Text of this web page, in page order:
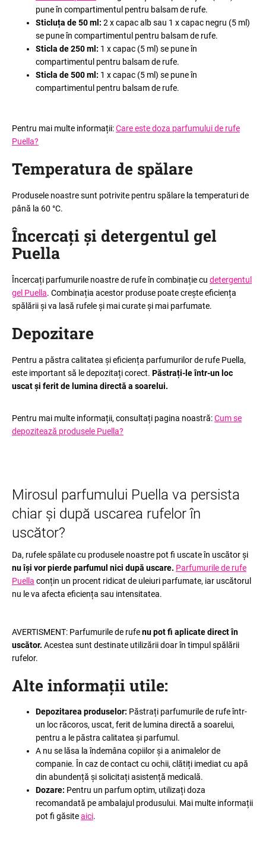
pune în compartimentul pentru balsam de rufe.
Sticluța de 50 ml: 2 x capac alb sau 1 x capac negru (5 ml)
se pune în compartimentul pentru balsam de rufe.
Sticla de 250 ml: 1 x capac (5 ml) se pune în
compartimentul pentru balsam de rufe.
Sticla de 500 ml: 1 x capac (5 ml) se pune în
compartimentul pentru balsam de rufe.
Pentru mai multe informații:Care este doza parfumului de rufe
Puella?
Temperatura de spălare
Produsele noastre sunt potrivite pentru spălare la temperaturi de
până la 60 °C.
Încercați și detergentul gel
Puella
Încercați parfumurile noastre de rufe în combinație cu detergentul
gel Puella. Combinația acestor produse poate crește eficiența
spălării și va lasă rufele și mai curate și mai parfumate.
Depozitare
Pentru a păstra calitatea și eficiența parfumurilor de rufe Puella,
este important să le depozitați corect. Păstrați-le într-un loc
uscat și ferit de lumina directă a soarelui.
Pentru mai multe informații, consultați pagina noastră:Cum se
depozitează produsele Puella?
Mirosul parfumului Puella va persista
chiar și după uscarea rufelor în
uscător?
Da, rufele spălate cu produsele noastre pot fi uscate în uscător și
nu își vor pierde parfumul nici după uscare. Parfumurile de rufe
Puella conțin un procent ridicat de uleiuri parfumate, iar uscătorul
nu le va afecta eficiența sau intensitatea.
AVERTISMENT: Parfumurile de rufenu pot fi aplicate direct în
uscător. Acestea sunt destinate utilizării doar în timpul spălării
rufelor.
Alte informații utile:
Depozitarea produselor: Păstrați parfumurile de rufe într-
un loc răcoros, uscat, ferit de lumina directă a soarelui,
pentru a le păstra calitatea și parfumul.
A nu se lăsa la îndemâna copiilor și a animalelor de
companie. În caz de contact cu ochii, clătiți imediat cu apă
din abundență și solicitați asistență medicală.
Dozare: Pentru un parfum optim, utilizați doza
recomandată pe ambalajul produsului. Mai multe informații
pot fi găsiteaici.